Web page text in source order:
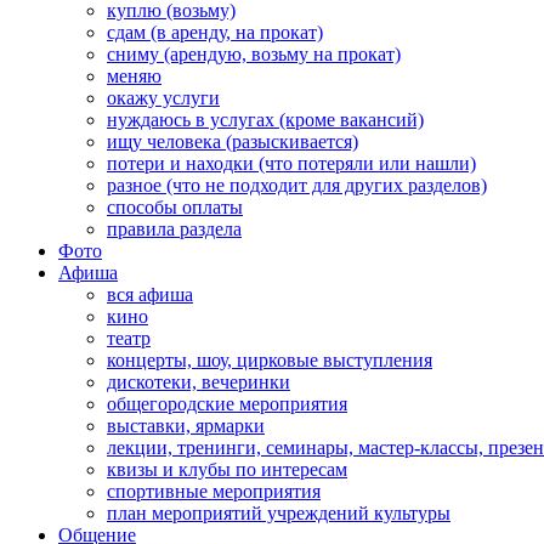
куплю (возьму)
сдам (в аренду, на прокат)
сниму (арендую, возьму на прокат)
меняю
окажу услуги
нуждаюсь в услугах (кроме вакансий)
ищу человека (разыскивается)
потери и находки (что потеряли или нашли)
разное (что не подходит для других разделов)
способы оплаты
правила раздела
Фото
Афиша
вся афиша
кино
театр
концерты, шоу, цирковые выступления
дискотеки, вечеринки
общегородские мероприятия
выставки, ярмарки
лекции, тренинги, семинары, мастер-классы,
квизы и клубы по интересам
спортивные мероприятия
план мероприятий учреждений культуры
Общение